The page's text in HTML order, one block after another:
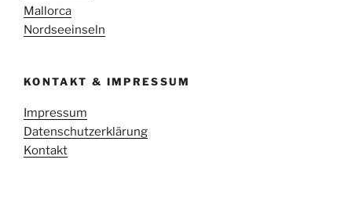
Mallorca
Nordseeinseln
KONTAKT & IMPRESSUM
Impressum
Datenschutzerklärung
Kontakt